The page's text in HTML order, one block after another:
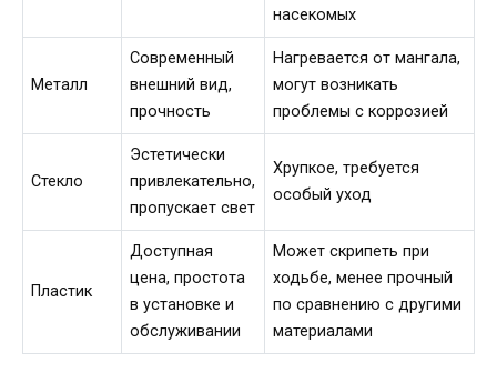
насекомых
Металл
Современный
внешний вид,
прочность
Нагревается от мангала,
могут возникать
проблемы с коррозией
Стекло
Эстетически
привлекательно,
пропускает свет
Хрупкое, требуется
особый уход
Пластик
Доступная
цена, простота
в установке и
обслуживании
Может скрипеть при
ходьбе, менее прочный
по сравнению с другими
материалами